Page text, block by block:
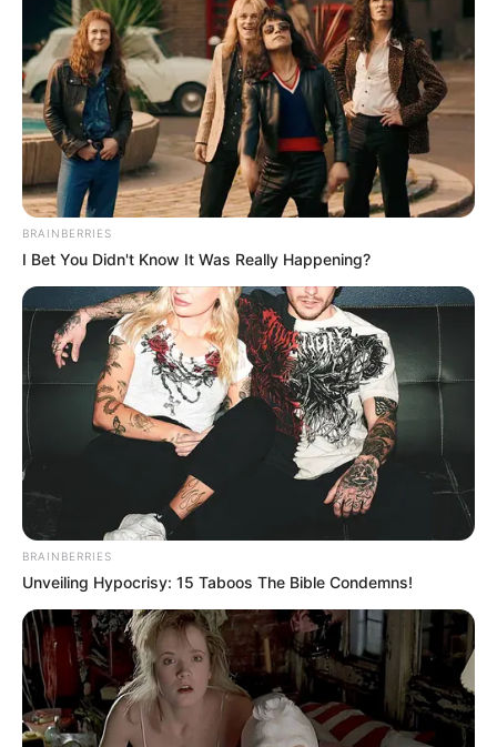
TAGS
ΘΑΝΑΤΟΣ
ΧΑΛΚΙΔΑ ΝΕΑ
BRAINBERRIES
I Bet You Didn't Know It Was Really Happening?
BRAINBERRIES
Unveiling Hypocrisy: 15 Taboos The Bible Condemns!